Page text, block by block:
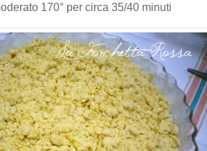
170° per circa 35/40 minuti